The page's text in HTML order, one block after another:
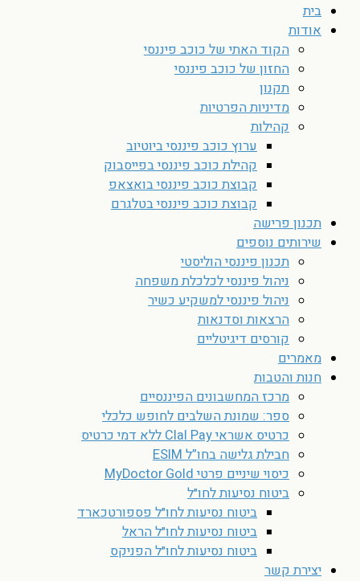
בית
אודות
הקוד האתי של כוכב פיננסי
החזון של כוכב פיננסי
תקנון
מדיניות הפרטיות
קהילות
ערוץ כוכב פיננסי ביוטיוב
קהילת כוכב פיננסי בפייסבוק
קבוצת כוכב פיננסי בואצאפ
קבוצת כוכב פיננסי בטלגרם
תכנון פרישה
שירותים נוספים
תכנון פיננסי הוליסטי
ניהול פיננסי לכלכלת משפחה
ניהול פיננסי למשקיע כשיר
הרצאות וסדנאות
קורסים דיגיטליים
מאמרים
חנות והטבות
מרכז המחשבונים הפיננסיים
ספר: שמונת השלבים לחופש כלכלי
כרטיס אשראי Clal Pay ללא דמי כרטיס
חבילת גלישה בחו”ל ESIM
כיסוי שיניים פרטי MyDoctor Gold
ביטוח נסיעות לחו״ל
ביטוח נסיעות לחו״ל פספורטכארד
ביטוח נסיעות לחו״ל הראל
ביטוח נסיעות לחו״ל הפניקס
יצירת קשר